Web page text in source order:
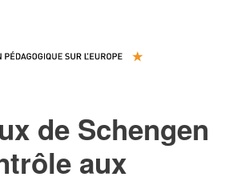
de Schengen
aux